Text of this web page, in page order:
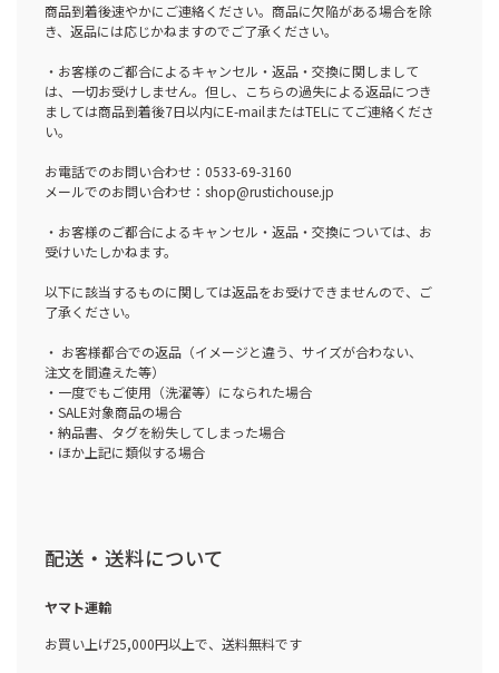
商品到着後速やかにご連絡ください。商品に欠陥がある場合を除
き、返品には応じかねますのでご了承ください。
・お客様のご都合によるキャンセル・返品・交換に関しまして
は、一切お受けしません。但し、こちらの過失による返品につき
ましては商品到着後7日以内にE-mailまたはTELにてご連絡くださ
い。
お電話でのお問い合わせ：0533-69-3160
メールでのお問い合わせ：shop@rustichouse.jp
・お客様のご都合によるキャンセル・返品・交換については、お
受けいたしかねます。
以下に該当するものに関しては返品をお受けできませんので、ご
了承ください。
・ お客様都合での返品（イメージと違う、サイズが合わない、
注文を間違えた等）
・一度でもご使用（洗濯等）になられた場合
・SALE対象商品の場合
・納品書、タグを紛失してしまった場合
・ほか上記に類似する場合
配送・送料について
ヤマト運輸
お買い上げ25,000円以上で、送料無料です